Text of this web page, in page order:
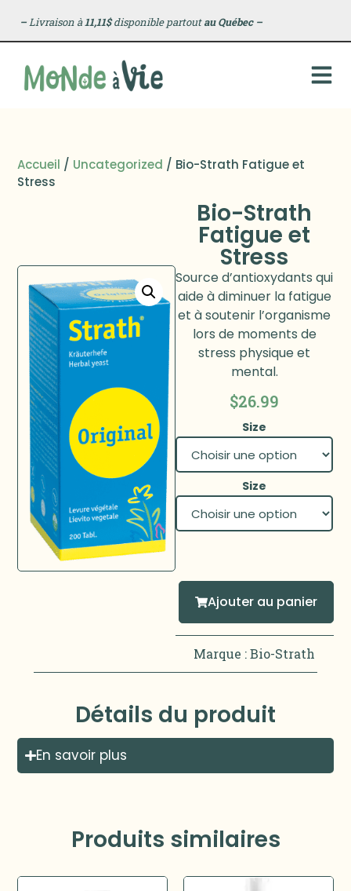
–Livraison à11,11$disponible partoutau Québec –
Accueil / Uncategorized / Bio-Strath Fatigue et
Stress
Bio-Strath
Fatigue et
Stress
Source d’antioxydants qui
aide à diminuer la fatigue
et à soutenir l’organisme
lors de moments de
stress physique et
mental.
$26.99
Size
Size
Ajouter au panier
Marque :Bio-Strath
Détails du produit
En savoir plus
Produits similaires